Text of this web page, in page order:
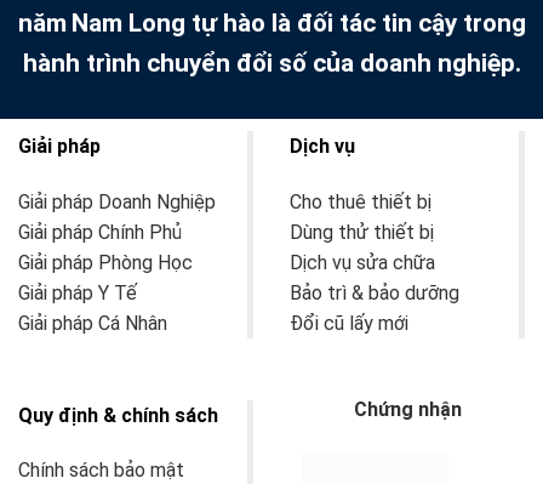
năm Nam Long tự hào là đối tác tin cậy trong
hành trình chuyển đổi số của doanh nghiệp.
Giải pháp
Giải pháp Doanh Nghiệp
Giải pháp Chính Phủ
Giải pháp Phòng Học
Giải pháp Y Tế
Giải pháp Cá Nhân
Dịch vụ
Cho thuê thiết bị
Dùng thử thiết bị
Dịch vụ sửa chữa
Bảo trì & bảo dưỡng
Đổi cũ lấy mới
Quy định & chính sách
Chính sách bảo mật
Chứng nhận